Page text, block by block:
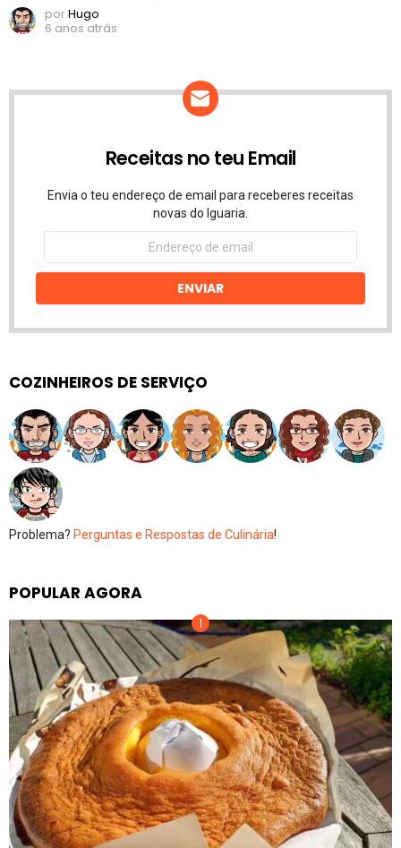
porHugo
6 anos atrás
Receitas no teu Email
Envia o teu endereço de email para receberes receitas
novas do Iguaria.
Endereço
email
ENVIAR
COZINHEIROS DE SERVIÇO
Problema? Perguntas e Respostas de Culinária!
POPULAR AGORA